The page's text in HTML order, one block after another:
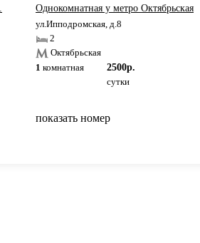
Однокомнатная у метро Октябрьская
ул.Ипподромская, д.8
2
Октябрьская
1 комнатная
2500р.
сутки
показать номер